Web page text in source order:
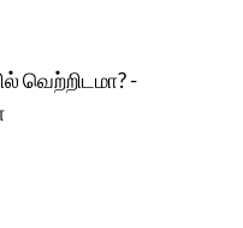
வெற்றிடமா? -